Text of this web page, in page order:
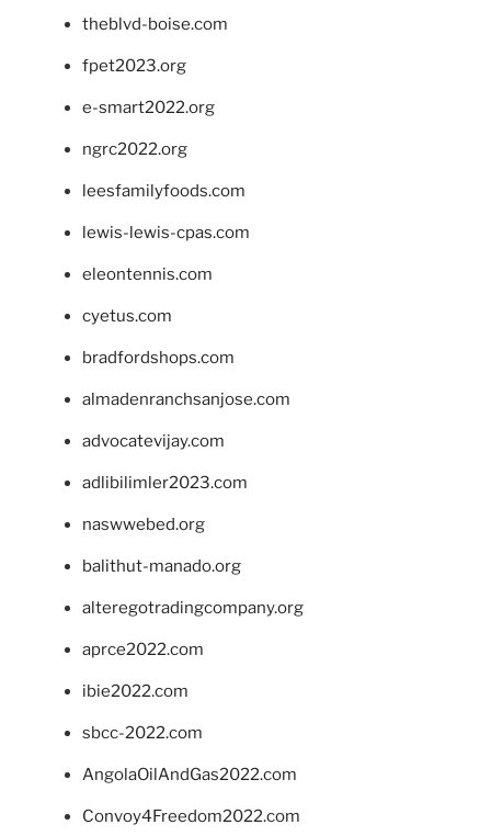
theblvd-boise.com
fpet2023.org
e-smart2022.org
ngrc2022.org
leesfamilyfoods.com
lewis-lewis-cpas.com
eleontennis.com
cyetus.com
bradfordshops.com
almadenranchsanjose.com
advocatevijay.com
adlibilimler2023.com
naswwebed.org
balithut-manado.org
alteregotradingcompany.org
aprce2022.com
ibie2022.com
sbcc-2022.com
AngolaOilAndGas2022.com
Convoy4Freedom2022.com